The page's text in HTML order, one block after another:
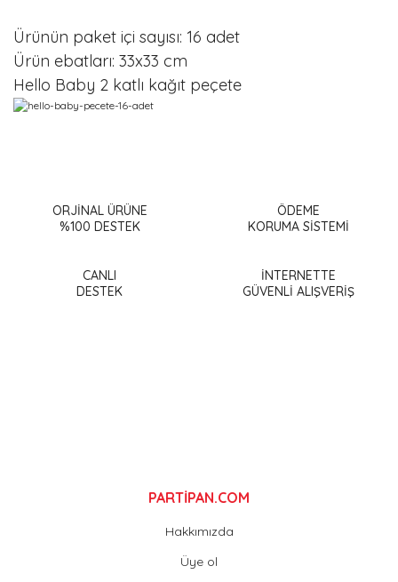
Ürünün paket içi sayısı: 16 adet
Ürün ebatları: 33x33 cm
Hello Baby 2 katlı kağıt peçete
Görüş ve önerileriniz için teşekkür ederiz.
Ürün açıklamasında eksik bilgiler bulunuyor.
Ürün bilgilerinde hatalar bulunuyor.
ORJİNAL ÜRÜNE
%100 DESTEK
ÖDEME
KORUMA SİSTEMİ
CANLI
DESTEK
İNTERNETTE
GÜVENLİ ALIŞVERİŞ
PARTİPAN.COM
Hakkımızda
Üye ol